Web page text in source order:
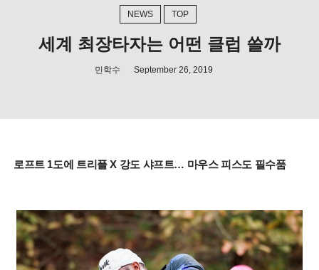
NEWS TOP
세계 최장타자는 어떤 클럽 쓸까
민학수 September 26, 2019
로프트 1도에 트리플 X 강도 샤프트… 마우스 피스도 필수품